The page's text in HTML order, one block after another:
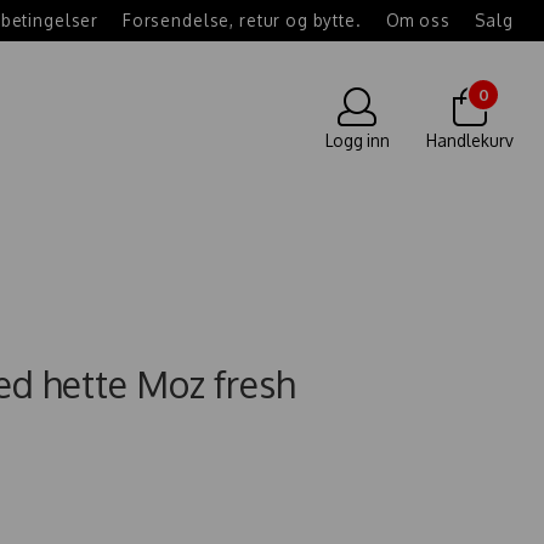
Forsendelse, retur og bytte. Om oss Salg
Logg inn
0
Handlekurv
hette Moz fresh